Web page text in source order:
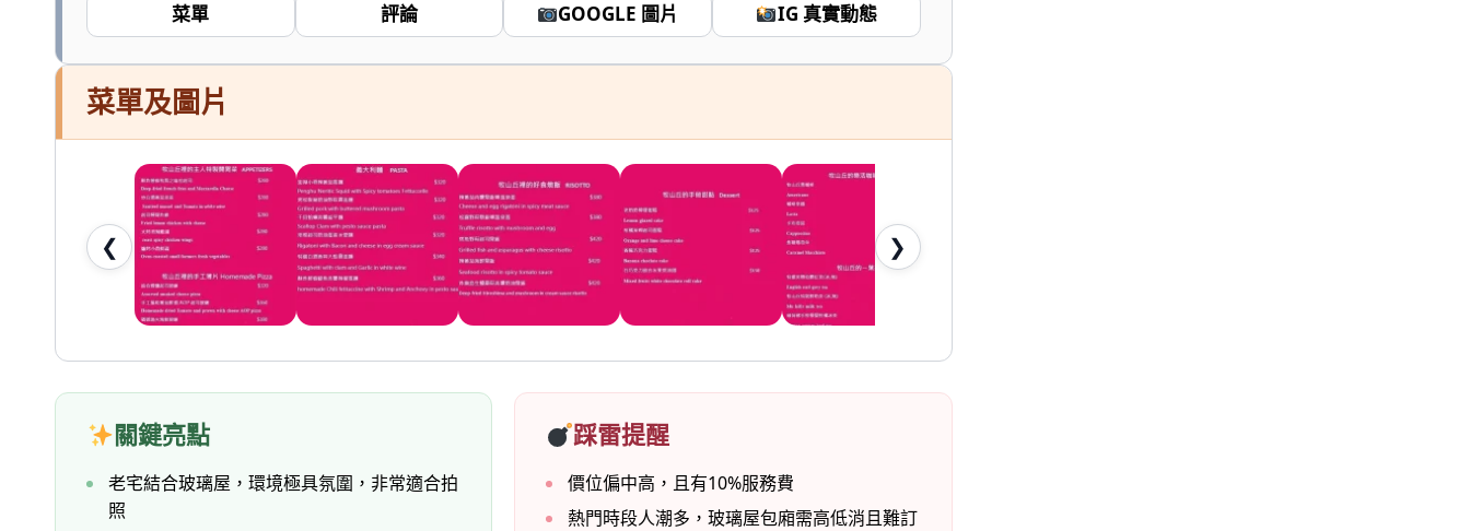
一
鬆
桃。
菜單 評論 GOOGLE 圖片 IG 真實動態
菜單及圖片
❮ ❯
關鍵亮點
老宅結合玻璃屋，環境極具氛圍，非常適合拍
照
踩雷提醒
價位偏中高，且有10%服務費
熱門時段人潮多，玻璃屋包廂需高低消且難訂